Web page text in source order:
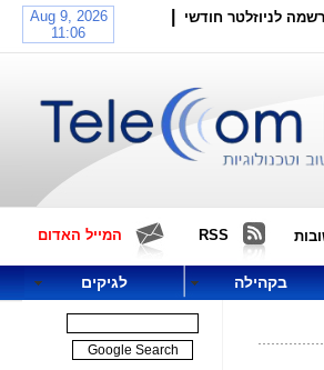
לניוזלטר חודשי
RSS המייל האדום
בקהילה לגיקים